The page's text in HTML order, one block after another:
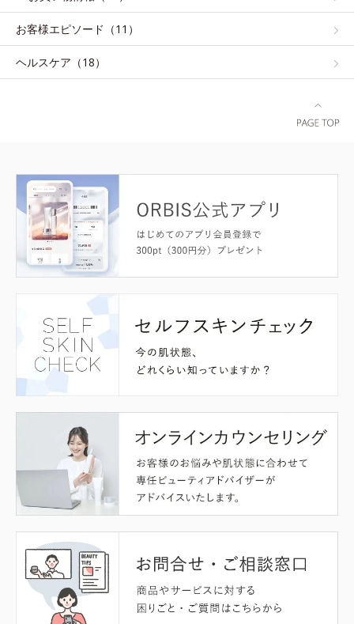
お客様エピソード（11）
ヘルスケア（18）